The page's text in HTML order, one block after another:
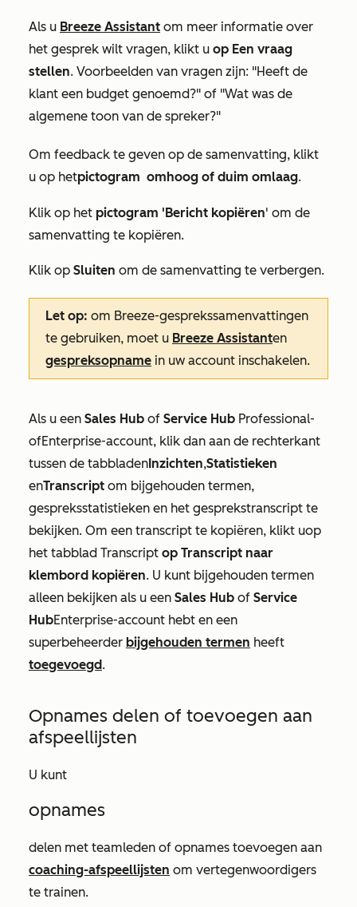
Als u Breeze Assistant om meer informatie over
het gesprek wilt vragen, klikt u op Een vraag
stellen. Voorbeelden van vragen zijn: "Heeft de
klant een budget genoemd?" of "Wat was de
algemene toon van de spreker?"
Om feedback te geven op de samenvatting, klikt
u op hetpictogram omhoog of duim omlaag.
Klik op het pictogram 'Bericht kopiëren' om de
samenvatting te kopiëren.
Klik op Sluiten om de samenvatting te verbergen.
Let op: om Breeze-gesprekssamenvattingen
te gebruiken, moet u Breeze Assistanten
gespreksopname in uw account inschakelen.
Als u een Sales Hub of Service Hub Professional-
ofEnterprise-account, klik dan aan de rechterkant
tussen de tabbladenInzichten,Statistieken
enTranscript om bijgehouden termen,
gespreksstatistieken en het gesprekstranscript te
bekijken. Om een transcript te kopiëren, klikt uop
het tabblad Transcript op Transcript naar
klembord kopiëren. U kunt bijgehouden termen
alleen bekijken als u een Sales Hub of Service
HubEnterprise-account hebt en een
superbeheerder bijgehouden termen heeft
toegevoegd.
Opnames delen of toevoegen aan
afspeellijsten
U kunt
opnames
delen met teamleden of opnames toevoegen aan
coaching-afspeellijsten om vertegenwoordigers
te trainen.